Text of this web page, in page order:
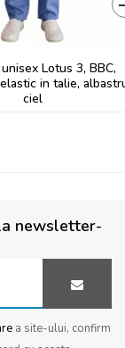
Lotus 3, BBC,
in talie,
ciel
newsletter-
a site-ului, confirm